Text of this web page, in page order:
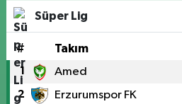
Süper Lig
# Takım
1 Amed
2 Erzurumspor FK